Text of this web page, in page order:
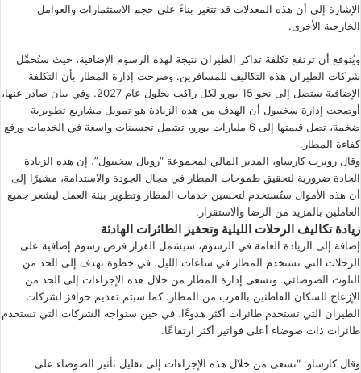
الإشارة إلى أن هذه المعدلات قد تتغير بناءً على حجم الاستثمارات والعوامل
الخارجية الأخرى.
ويُتوقع أن ترتفع تكلفة تذاكر الطيران نتيجة لهذه الرسوم الإضافية، حيث ستُحمِّل
شركات الطيران هذه التكاليف للمسافرين. وصرحت إدارة المطار بأن التكلفة
الإضافية ستصل إلى نحو 15 يورو لكل راكب بحلول عام 2027. وفي بيان صادر عنها،
أوضحت إدارة سخيبول أن الهدف من هذه الزيادة هو تمويل مشاريع تطويرية
ضخمة، تصل قيمتها إلى 6 مليارات يورو، تشمل تحسينات واسعة في الخدمات ورفع
كفاءة المطار.
وقال روبرت كارساو، المدير المالي لمجموعة “رويال سخيبول”، إن هذه الزيادة
الحادة ضرورية لتحقيق طموحات المطار في مجال الجودة والاستدامة، مشيرًا إلى
أن هذه الأموال ستُستخدم لتحسين خدمات المطار وتطوير بيئة العمل ليشعر جميع
العاملين بالمزيد من الرضا والاستقرار.
زيادة تكاليف الرحلات الليلية وتحفيز الطائرات الهادئة
إضافة إلى الزيادة العامة في الرسوم، سيشمل القرار فرض رسوم إضافية على
الرحلات التي تستخدم المطار في ساعات الليل، في خطوة تهدف إلى الحد من
التلوث الضوضائي. وتسعى إدارة المطار من خلال هذه الإجراءات إلى الحد من
الإزعاج للسكان القاطنين بالقرب من المطار. كما سيتم تقديم حوافز لشركات
الطيران التي تستخدم طائرات أكثر هدوءًا، في حين ستواجه الشركات التي تستخدم
طائرات ذات ضوضاء أعلى فواتير أكثر ارتفاعًا.
وقال كارساو: “نسعى من خلال هذه الإجراءات إلى تقليل تأثير الضوضاء على